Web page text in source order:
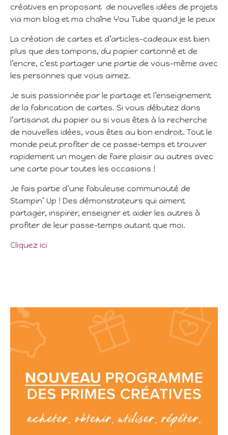
créatives en proposant de nouvelles idées de projets
via mon blog et ma chaîne You Tube quand je le peux
La création de cartes et d’articles-cadeaux est bien
plus que des tampons, du papier cartonné et de
l’encre, c’est partager une partie de vous-même avec
les personnes que vous aimez.
Je suis passionnée par le partage et l’enseignement
de la fabrication de cartes. Si vous débutez dans
l’artisanat du papier ou si vous êtes à la recherche
de nouvelles idées, vous êtes au bon endroit. Tout le
monde peut profiter de ce passe-temps et trouver
rapidement un moyen de faire plaisir au autres avec
une carte pour toutes les occasions !
Je fais partie d’une fabuleuse communauté de
Stampin’ Up ! Des démonstrateurs qui aiment
partager, inspirer, enseigner et aider les autres à
profiter de leur passe-temps autant que moi.
Cliquez ici